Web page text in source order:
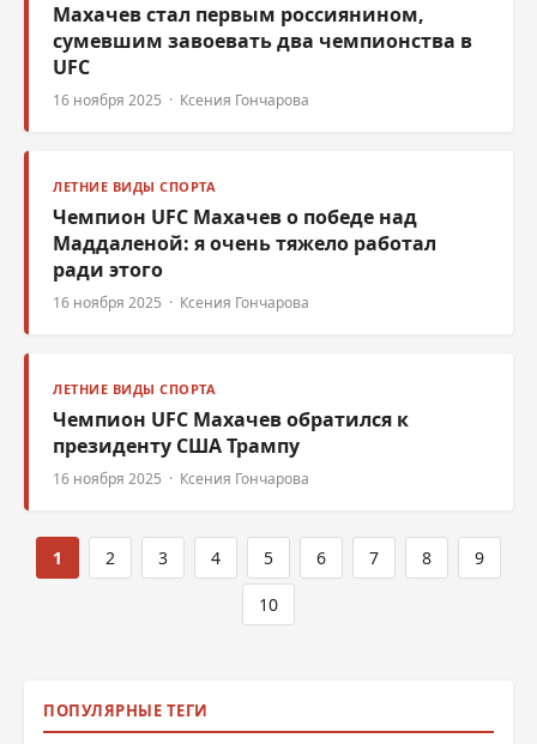
Махачев стал первым россиянином,
сумевшим завоевать два чемпионства в
UFC
16 ноября 2025 · Ксения Гончарова
ЛЕТНИЕ ВИДЫ СПОРТА
Чемпион UFC Махачев о победе над
Маддаленой: я очень тяжело работал
ради этого
16 ноября 2025 · Ксения Гончарова
ЛЕТНИЕ ВИДЫ СПОРТА
Чемпион UFC Махачев обратился к
президенту США Трампу
16 ноября 2025 · Ксения Гончарова
1 2 3 4 5 6 7 8 9
10
ПОПУЛЯРНЫЕ ТЕГИ